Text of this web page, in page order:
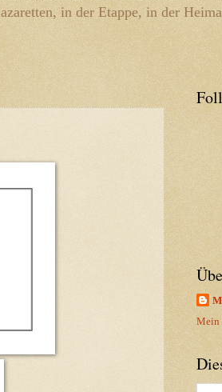
in der Etappe, in der
Mein